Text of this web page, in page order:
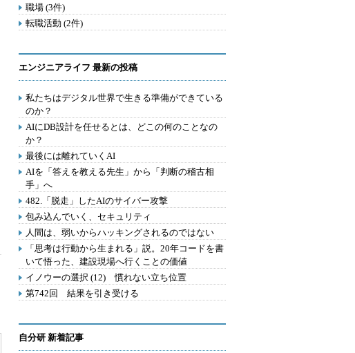
職場 (3件)
転職活動 (2件)
エンジニアライフ 最新の投稿
私たちはデジタル世界で生きる準備ができている
のか？
AIにDB設計を任せるとは、どこの何のことなの
か？
最後には離れていくAI
AIを「答えを教える先生」から「判断の稽古相
手」へ
482.「脱走」したAIのサイバー攻撃
包み込んでいく、セキュリティ
人間は、弱いからハッキングされるのではない
「思考は行動から生まれる」説。20年コードを書
いて悟った、建設現場へ行くことの価値
イノウーの選択 (12) 慣れない立ち位置
第742回 結果を引き受ける
自分研 新着記事